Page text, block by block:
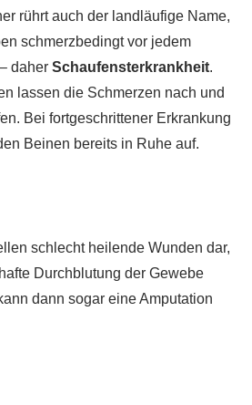
rührt auch der landläufige Name,
schmerzbedingt vor jedem
daher Schaufensterkrankheit.
lassen die Schmerzen nach und
Bei fortgeschrittener Erkrankung
Beinen bereits in Ruhe auf.
schlecht heilende Wunden dar,
Durchblutung der Gewebe
dann sogar eine Amputation